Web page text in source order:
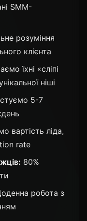
SMM-
розуміння
клієнта
їхні «сліпі
ніші
5-7
вартість ліда,
rate
80%
робота з